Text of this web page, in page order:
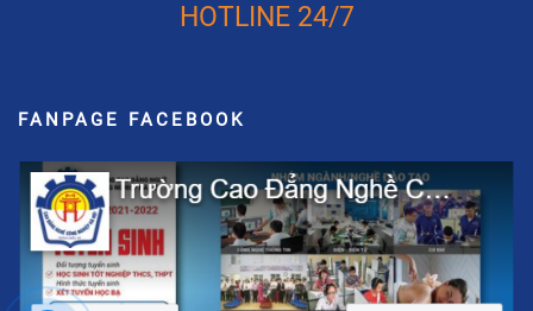
HOTLINE 24/7
FANPAGE FACEBOOK